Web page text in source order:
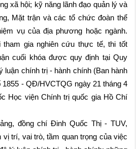
xã hội; kỹ năng lãnh đạo quản lý và
Mặt trận và các tổ chức đoàn thể
vụ của địa phương hoặc ngành.
tham gia nghiên cứu thực tế, thi tốt
cuối khóa được quy định tại Quy
luận chính trị - hành chính (Ban hành
1855 - QĐ/HVCTQG ngày 21 tháng 4
Học viện Chính trị quốc gia Hồ Chí
đồng chí Đinh Quốc Thị - TUV,
vị trí, vai trò, tầm quan trọng của việc